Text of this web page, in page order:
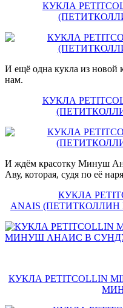
КУКЛА
И ещё одна кукла из новой
нам.
КУКЛА
И ждём красотку Минуш
Аву, которая, судя по её
КУКЛА
ANAIS
КУКЛА PETITCOLLIN